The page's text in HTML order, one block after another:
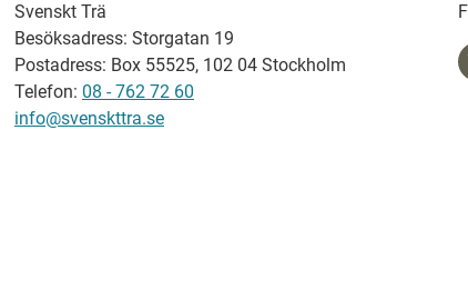
Svenskt Trä
Besöksadress: Storgatan 19
Postadress: Box 55525, 102 04 Stockholm
Telefon: 08 - 762 72 60
info@svenskttra.se